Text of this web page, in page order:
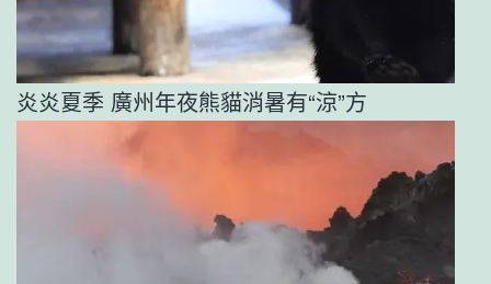
炎炎夏季 廣州年夜熊貓消暑有“涼”方